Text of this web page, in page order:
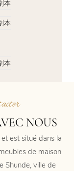
NOUS
est situé dans la
de maison
Shunde, ville de